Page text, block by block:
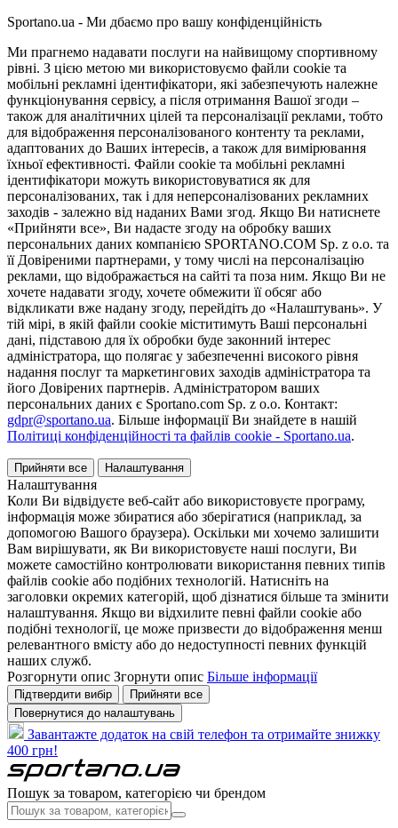
Sportano.ua - Ми дбаємо про вашу конфіденційність
Ми прагнемо надавати послуги на найвищому спортивному
рівні. З цією метою ми використовуємо файли cookie та
мобільні рекламні ідентифікатори, які забезпечують належне
функціонування сервісу, а після отримання Вашої згоди –
також для аналітичних цілей та персоналізації реклами, тобто
для відображення персоналізованого контенту та реклами,
адаптованих до Ваших інтересів, а також для вимірювання
їхньої ефективності. Файли cookie та мобільні рекламні
ідентифікатори можуть використовуватися як для
персоналізованих, так і для неперсоналізованих рекламних
заходів - залежно від наданих Вами згод. Якщо Ви натиснете
«Прийняти все», Ви надасте згоду на обробку ваших
персональних даних компанією SPORTANO.COM Sp. z o.o. та
її Довіреними партнерами, у тому числі на персоналізацію
реклами, що відображається на сайті та поза ним. Якщо Ви не
хочете надавати згоду, хочете обмежити її обсяг або
відкликати вже надану згоду, перейдіть до «Налаштувань». У
тій мірі, в якій файли cookie міститимуть Ваші персональні
дані, підставою для їх обробки буде законний інтерес
адміністратора, що полягає у забезпеченні високого рівня
надання послуг та маркетингових заходів адміністратора та
його Довірених партнерів. Адміністратором ваших
персональних даних є Sportano.com Sp. z o.o. Контакт:
gdpr@sportano.ua. Більше інформації Ви знайдете в нашій
Політиці конфіденційності та файлів cookie - Sportano.ua.
Прийняти все Налаштування
Налаштування
Коли Ви відвідуєте веб-сайт або використовуєте програму,
інформація може збиратися або зберігатися (наприклад, за
допомогою Вашого браузера). Оскільки ми хочемо залишити
Вам вирішувати, як Ви використовуєте наші послуги, Ви
можете самостійно контролювати використання певних типів
файлів cookie або подібних технологій. Натисніть на
заголовки окремих категорій, щоб дізнатися більше та змінити
налаштування. Якщо ви відхилите певні файли cookie або
подібні технології, це може призвести до відображення менш
релевантного вмісту або до недоступності певних функцій
наших служб.
Розгорнути опис Згорнути опис Більше інформації
Підтвердити вибір
Прийняти все
Повернутися до налаштувань
Завантажте додаток на свій телефон та отримайте знижку
400 грн!
Пошук за товаром, категорією чи брендом